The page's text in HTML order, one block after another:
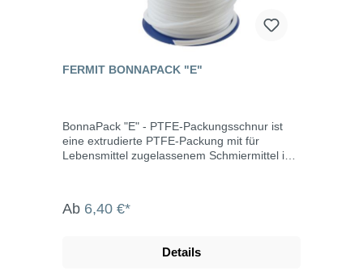
FERMIT BONNAPACK "E"
BonnaPack "E" - PTFE-Packungsschnur ist
eine extrudierte PTFE-Packung mit für
Lebensmittel zugelassenem Schmiermittel im
Eigenschaften silikonfrei universell einsetzbar
Chemikalienbeständigkeit
Ab 6,40 €*
Details